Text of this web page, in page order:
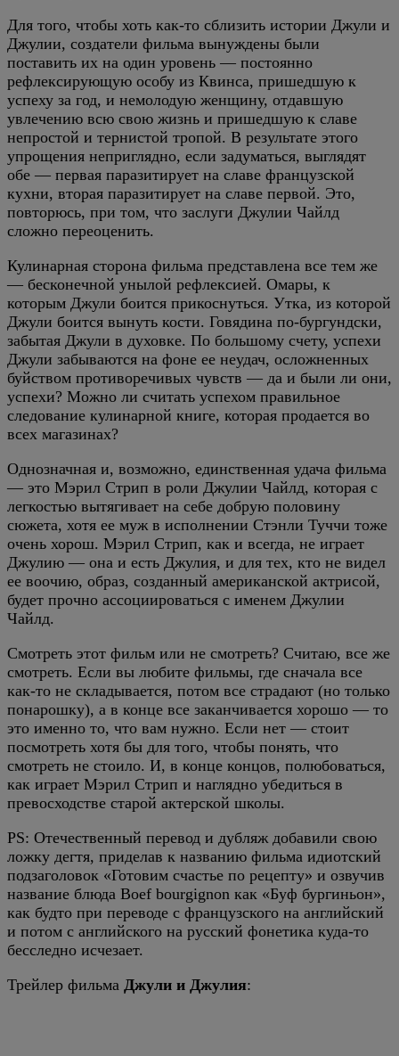
Для того, чтобы хоть как-то сблизить истории Джули и
Джулии, создатели фильма вынуждены были
поставить их на один уровень — постоянно
рефлексирующую особу из Квинса, пришедшую к
успеху за год, и немолодую женщину, отдавшую
увлечению всю свою жизнь и пришедшую к славе
непростой и тернистой тропой. В результате этого
упрощения неприглядно, если задуматься, выглядят
обе — первая паразитирует на славе французской
кухни, вторая паразитирует на славе первой. Это,
повторюсь, при том, что заслуги Джулии Чайлд
сложно переоценить.
Кулинарная сторона фильма представлена все тем же
— бесконечной унылой рефлексией. Омары, к
которым Джули боится прикоснуться. Утка, из которой
Джули боится вынуть кости. Говядина по-бургундски,
забытая Джули в духовке. По большому счету, успехи
Джули забываются на фоне ее неудач, осложненных
буйством противоречивых чувств — да и были ли они,
успехи? Можно ли считать успехом правильное
следование кулинарной книге, которая продается во
всех магазинах?
Однозначная и, возможно, единственная удача фильма
— это Мэрил Стрип в роли Джулии Чайлд, которая с
легкостью вытягивает на себе добрую половину
сюжета, хотя ее муж в исполнении Стэнли Туччи тоже
очень хорош. Мэрил Стрип, как и всегда, не играет
Джулию — она и есть Джулия, и для тех, кто не видел
ее воочию, образ, созданный американской актрисой,
будет прочно ассоциироваться с именем Джулии
Чайлд.
Смотреть этот фильм или не смотреть? Считаю, все же
смотреть. Если вы любите фильмы, где сначала все
как-то не складывается, потом все страдают (но только
понарошку), а в конце все заканчивается хорошо — то
это именно то, что вам нужно. Если нет — стоит
посмотреть хотя бы для того, чтобы понять, что
смотреть не стоило. И, в конце концов, полюбоваться,
как играет Мэрил Стрип и наглядно убедиться в
превосходстве старой актерской школы.
PS: Отечественный перевод и дубляж добавили свою
ложку дегтя, приделав к названию фильма идиотский
подзаголовок «Готовим счастье по рецепту» и озвучив
название блюда Boef bourgignon как «Буф бургиньон»,
как будто при переводе с французского на английский
и потом с английского на русский фонетика куда-то
бесследно исчезает.
Трейлер фильма Джули и Джулия: